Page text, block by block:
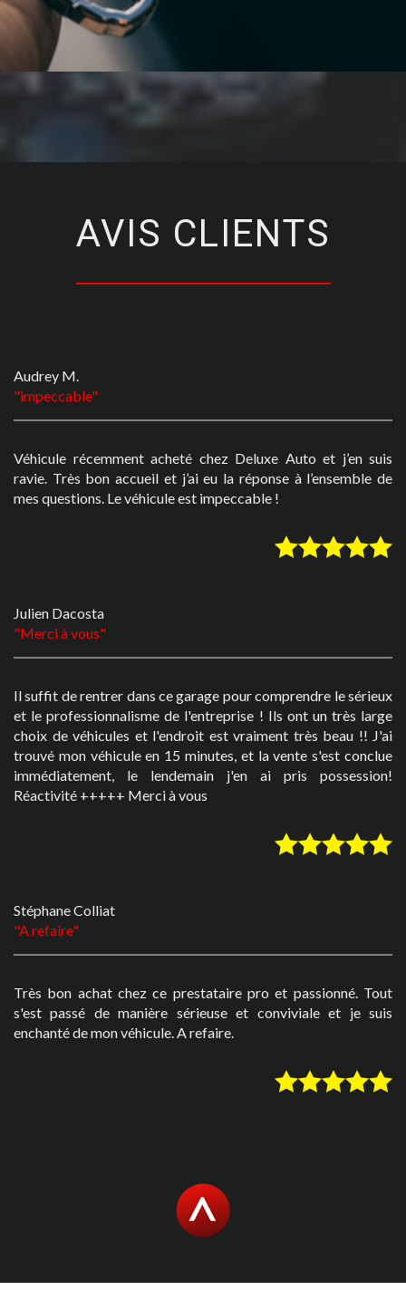
AVIS CLIENTS
Audrey M.
impeccable
Véhicule récemment acheté chez Deluxe Auto et j’en suis
ravie. Très bon accueil et j’ai eu la réponse à l’ensemble de
mes questions. Le véhicule est impeccable !
Julien Dacosta
Merci à vous
Il suffit de rentrer dans ce garage pour comprendre le sérieux
et le professionnalisme de l'entreprise ! Ils ont un très large
choix de véhicules et l'endroit est vraiment très beau !! J'ai
trouvé mon véhicule en 15 minutes, et la vente s'est conclue
immédiatement, le lendemain j'en ai pris possession!
Réactivité +++++ Merci à vous
Stéphane Colliat
A refaire
Très bon achat chez ce prestataire pro et passionné. Tout
s'est passé de manière sérieuse et conviviale et je suis
enchanté de mon véhicule. A refaire.